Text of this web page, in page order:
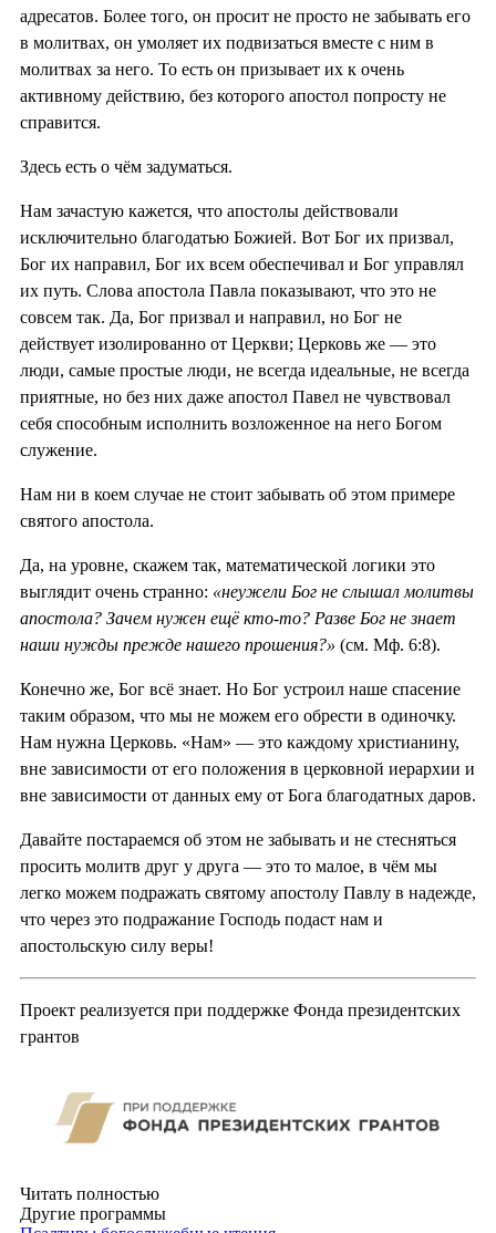
адресатов. Более того, он просит не просто не забывать его
в молитвах, он умоляет их подвизаться вместе с ним в
молитвах за него. То есть он призывает их к очень
активному действию, без которого апостол попросту не
справится.
Здесь есть о чём задуматься.
Нам зачастую кажется, что апостолы действовали
исключительно благодатью Божией. Вот Бог их призвал,
Бог их направил, Бог их всем обеспечивал и Бог управлял
их путь. Слова апостола Павла показывают, что это не
совсем так. Да, Бог призвал и направил, но Бог не
действует изолированно от Церкви; Церковь же — это
люди, самые простые люди, не всегда идеальные, не всегда
приятные, но без них даже апостол Павел не чувствовал
себя способным исполнить возложенное на него Богом
служение.
Нам ни в коем случае не стоит забывать об этом примере
святого апостола.
Да, на уровне, скажем так, математической логики это
выглядит очень странно: «неужели Бог не слышал молитвы
апостола? Зачем нужен ещё кто-то? Разве Бог не знает
наши нужды прежде нашего прошения?» (см. Мф. 6:8).
Конечно же, Бог всё знает. Но Бог устроил наше спасение
таким образом, что мы не можем его обрести в одиночку.
Нам нужна Церковь. «Нам» — это каждому христианину,
вне зависимости от его положения в церковной иерархии и
вне зависимости от данных ему от Бога благодатных даров.
Давайте постараемся об этом не забывать и не стесняться
просить молитв друг у друга — это то малое, в чём мы
легко можем подражать святому апостолу Павлу в надежде,
что через это подражание Господь подаст нам и
апостольскую силу веры!
Проект реализуется при поддержке Фонда президентских
грантов
Читать полностью
Другие программы